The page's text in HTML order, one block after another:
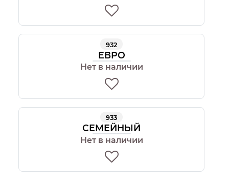
932
ЕВРО
Нет в наличии
933
СЕМЕЙНЫЙ
Нет в наличии